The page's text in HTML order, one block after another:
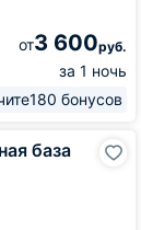
от3 600руб.
за 1 ночь
180 бонусов
база